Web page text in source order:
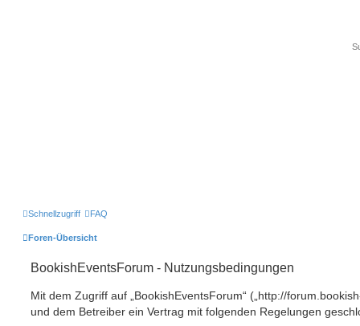
Schnellzugriff FAQ
Foren-Übersicht
BookishEventsForum - Nutzungsbedingungen
Mit dem Zugriff auf „BookishEventsForum“ („http://
und dem Betreiber ein Vertrag mit folgenden Regelungen